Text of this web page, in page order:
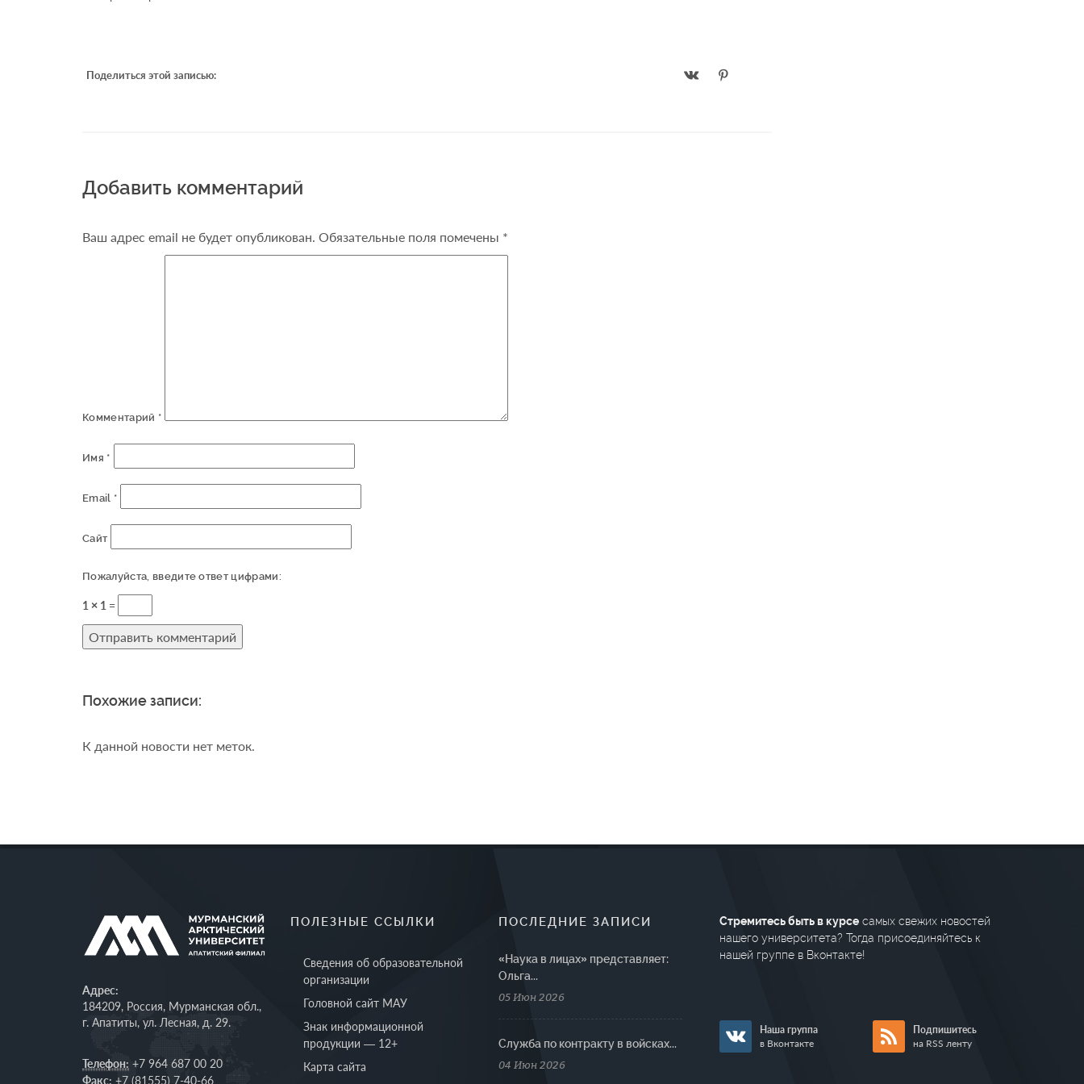
Поделиться этой записью:
Добавить комментарий
Ваш адрес email не будет опубликован. Обязательные поля помечены *
Комментарий *
Имя *
Email *
Сайт
Пожалуйста, введите ответ цифрами:
1 × 1 =
Похожие записи:
К данной новости нет меток.
Адрес:
184209, Россия, Мурманская обл.,
г. Апатиты, ул. Лесная, д. 29.
Телефон: +7 964 687 00 20
Факс: +7 (81555) 7-40-66
ПОЛЕЗНЫЕ ССЫЛКИ
Сведения об образовательной
организации
Головной сайт МАУ
Знак информационной
продукции — 12+
Карта сайта
ПОСЛЕДНИЕ ЗАПИСИ
«Наука в лицах» представляет:
Ольга...
05 Июн 2026
Cлужба по контракту в войсках...
04 Июн 2026
Стремитесь быть в курсе самых свежих новостей
нашего университета? Тогда присоединяйтесь к
нашей группе в Вконтакте!
Наша группа
в Вконтакте
Подпишитесь
на RSS ленту